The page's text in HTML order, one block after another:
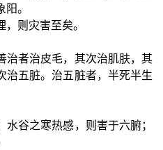
。
则灾害至矣。
治者治皮毛，其次治肌肤，其
治五脏。治五脏者，半死半生
谷之寒热感，则害于六腑；